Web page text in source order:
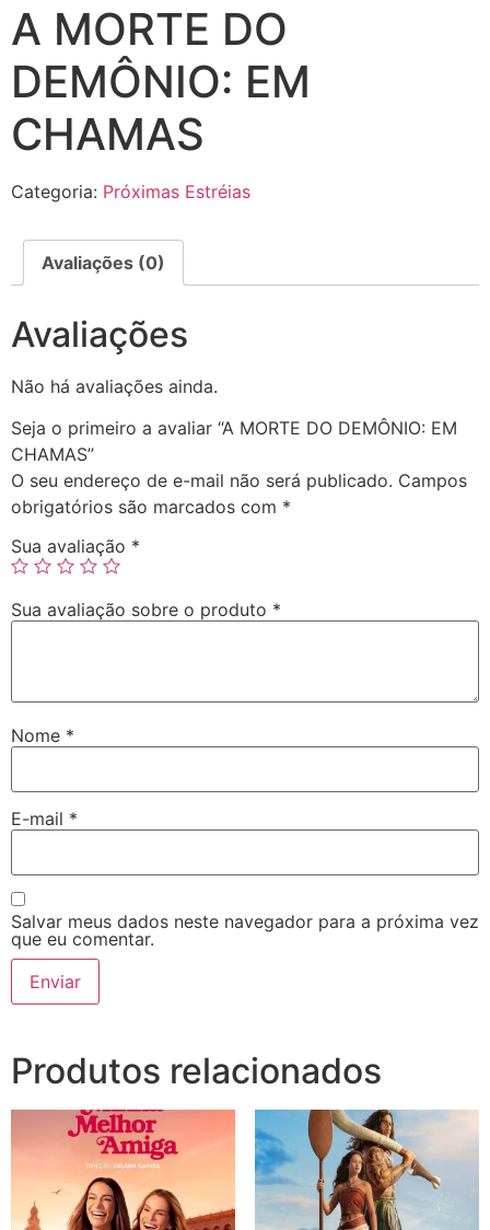
A MORTE DO
DEMÔNIO: EM
CHAMAS
Categoria: Próximas Estréias
Avaliações (0)
Avaliações
Não há avaliações ainda.
Seja o primeiro a avaliar “A MORTE DO DEMÔNIO: EM
CHAMAS”
O seu endereço de e-mail não será publicado. Campos
obrigatórios são marcados com *
Sua avaliação *
Sua avaliação sobre o produto *
Nome *
E-mail *
Salvar meus dados neste navegador para a próxima vez
que eu comentar.
Produtos relacionados